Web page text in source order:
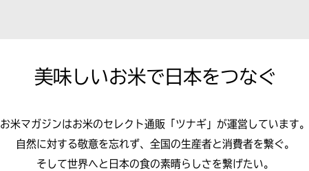
美味しいお米で 日本をつなぐ
お米マガジンはお米のセレクト通販 「ツナギ」が運営しています。
自然に対する敬意を忘れず、全国の生産者と消費者を繋ぐ。
そして世界へと日本の食の素晴らしさを繋げたい。